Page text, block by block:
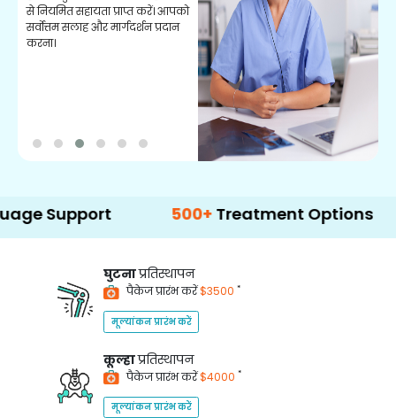
से नियमित सहायता प्राप्त करें। आपको
सर्वोत्तम सलाह और मार्गदर्शन प्रदान
करना।
500+ Treatment Options
घुटनाप्रतिस्थापन
पैकेज प्रारंभ करें$3500 *
मूल्यांकन प्रारंभ करें
कूल्हाप्रतिस्थापन
पैकेज प्रारंभ करें$4000 *
मूल्यांकन प्रारंभ करें